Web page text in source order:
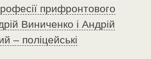
прифронтового
Виниченко і Андрій
– поліцейські